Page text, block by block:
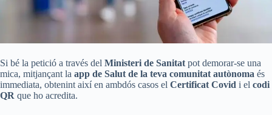
Si bé la petició a través del Ministeri de Sanitatpot demorar-se una
mica, mitjançant la app de Salut de la teva comunitat autònoma és
immediata, obtenint així en ambdós casos el Certificat Covid i el codi
QR que ho acredita.